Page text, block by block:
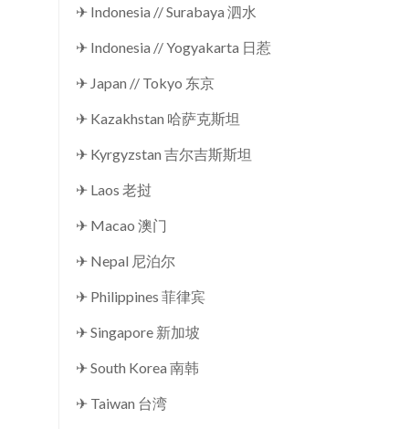
✈ Indonesia // Surabaya 泗水
✈ Indonesia // Yogyakarta 日惹
✈ Japan // Tokyo 东京
✈ Kazakhstan 哈萨克斯坦
✈ Kyrgyzstan 吉尔吉斯斯坦
✈ Laos 老挝
✈ Macao 澳门
✈ Nepal 尼泊尔
✈ Philippines 菲律宾
✈ Singapore 新加坡
✈ South Korea 南韩
✈ Taiwan 台湾